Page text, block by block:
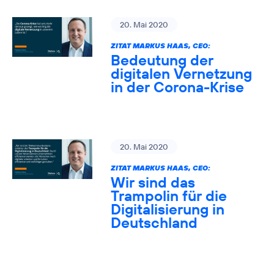
20. Mai 2020
ZITAT MARKUS HAAS, CEO:
Bedeutung der
digitalen Vernetzung
in der Corona-Krise
20. Mai 2020
ZITAT MARKUS HAAS, CEO:
Wir sind das
Trampolin für die
Digitalisierung in
Deutschland